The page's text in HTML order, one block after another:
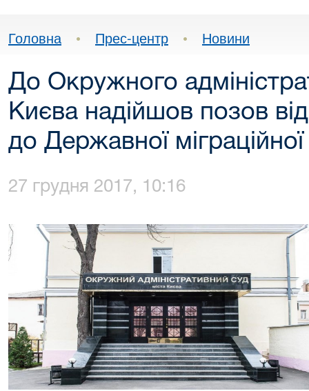
Головна • Прес-центр • Новини
До Окружного
Києва надійшов позов
до Державної
27 грудня 2017, 10:16